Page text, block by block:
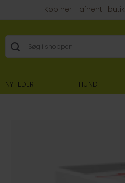
Køb her - afhent i butik
NYHEDER HUND